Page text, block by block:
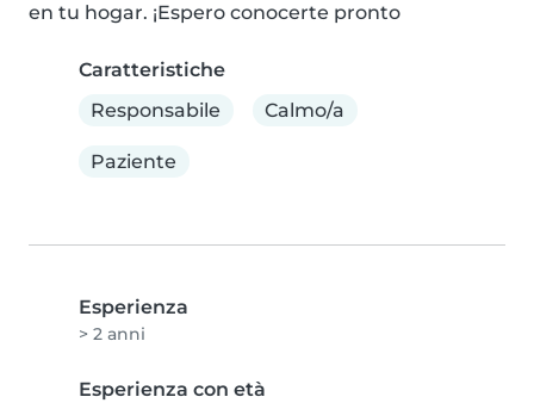
en tu hogar. ¡Espero conocerte pronto
Caratteristiche
Responsabile
Calmo/a
Paziente
Esperienza
> 2 anni
Esperienza con età